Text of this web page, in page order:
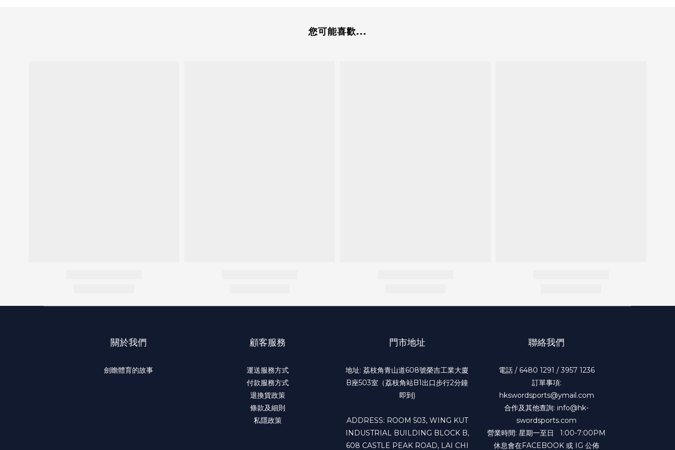
您可能喜歡...
關於我們
劍瞻體育的故事
顧客服務
運送服務方式
付款服務方式
退換貨政策
條款及細則
私隱政策
門市地址
地址: 荔枝角青山道608號榮吉工業大廈
B座503室（荔枝角站B1出口步行2分鐘
即到)
ADDRESS: ROOM 503, WING KUT
INDUSTRIAL BUILDING BLOCK B,
608 CASTLE PEAK ROAD, LAI CHI
聯絡我們
電話 / 6480 1291 / 3957 1236
訂單事項:
hkswordsports@ymail.com
合作及其他查詢: info@hk-
swordsports.com
營業時間: 星期一至日 1:00-7:00PM
休息會在FACEBOOK 或 IG 公佈